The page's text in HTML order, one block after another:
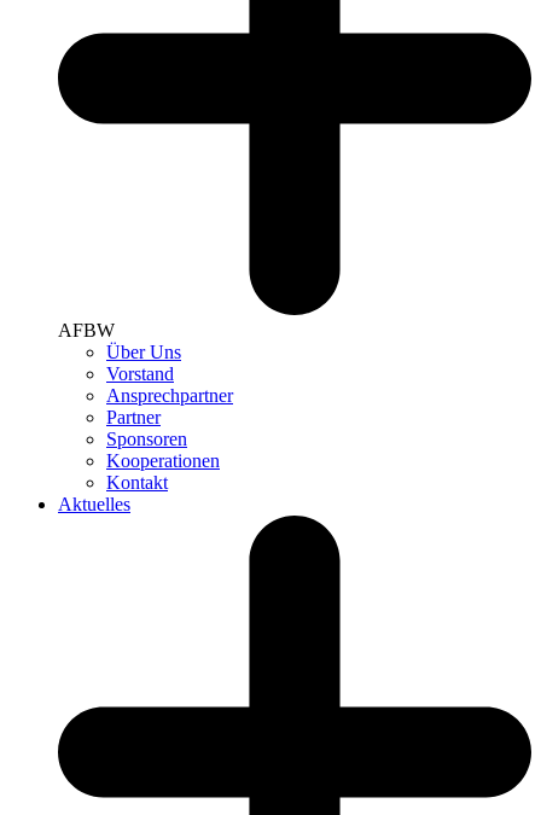
AFBW
Über Uns
Vorstand
Ansprechpartner
Partner
Sponsoren
Kooperationen
Kontakt
Aktuelles